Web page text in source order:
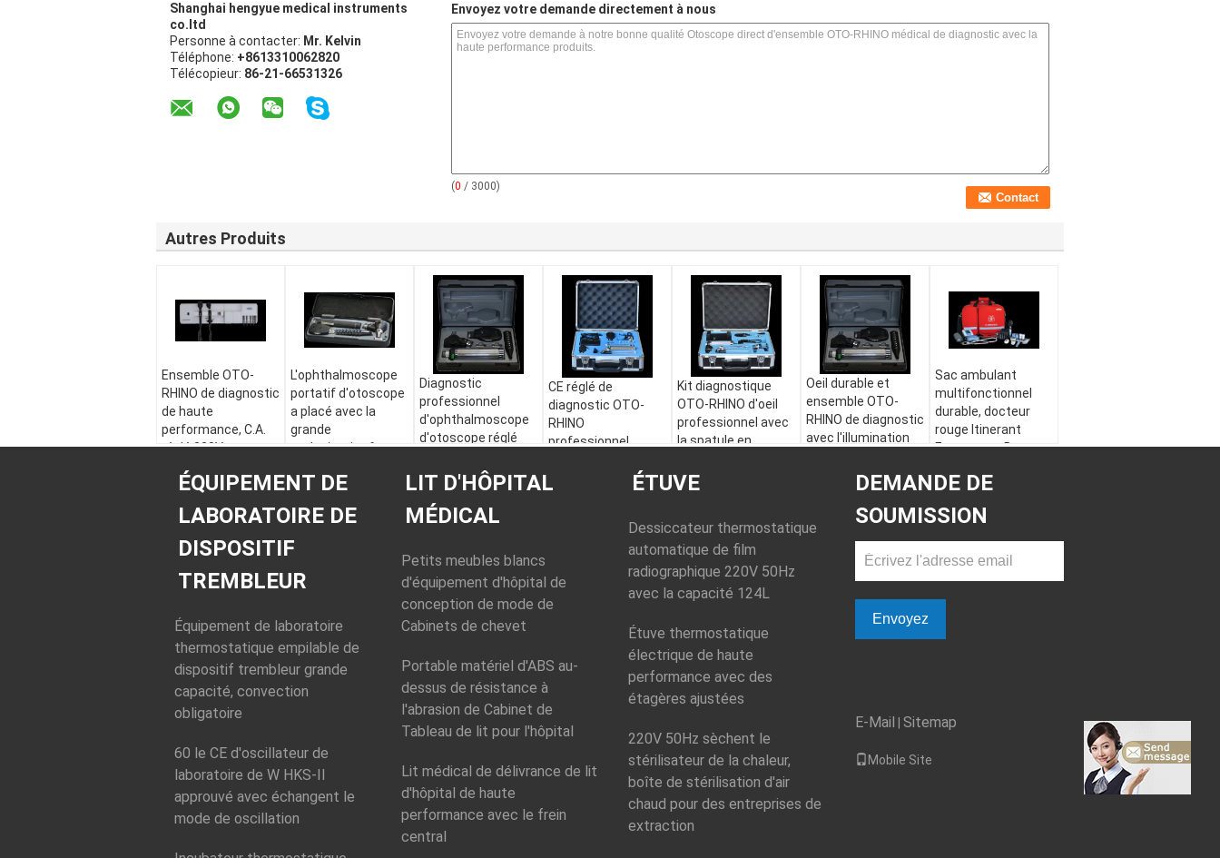
Shanghai hengyue medical instruments
co.ltd
Personne à contacter: Mr. Kelvin
Téléphone: +8613310062820
Télécopieur: 86-21-66531326
Envoyez votre demande directement à nous
(0 / 3000)
Autres Produits
Ensemble OTO-
RHINO de diagnostic
de haute
performance, C.A.
réglé 220V
d'otoscope
L'ophthalmoscope
portatif d'otoscope
a placé avec la
grande
tache/petite forme
tache
Diagnostic
professionnel
d'ophthalmoscope
d'otoscope réglé
médecine
CE réglé de
diagnostic OTO-
RHINO
professionnel
Appareil
l'acuité visuelle
Matériau:
Kit diagnostique
OTO-RHINO d'oeil
professionnel avec
la spatule en
médical
Oeil durable et
ensemble OTO-
RHINO de diagnostic
avec l'illumination
Sac ambulant
multifonctionnel
durable, docteur
rouge Itinerant
Emergency Bag
ÉQUIPEMENT DE
LABORATOIRE DE
DISPOSITIF
TREMBLEUR
Équipement de laboratoire
thermostatique empilable de
dispositif trembleur grande
capacité, convection
obligatoire
60 le CE d'oscillateur de
laboratoire de W HKS-II
approuvé avec échangent le
mode de oscillation
LIT D'HÔPITAL
MÉDICAL
Petits meubles blancs
d'équipement d'hôpital de
conception de mode de
Cabinets de chevet
Portable matériel d'ABS au-
dessus de résistance à
l'abrasion de Cabinet de
Tableau de lit pour l'hôpital
Lit médical de délivrance de lit
d'hôpital de haute
performance avec le frein
central
ÉTUVE
Dessiccateur thermostatique
automatique de film
radiographique 220V 50Hz
avec la capacité 124L
Étuve thermostatique
électrique de haute
performance avec des
étagères ajustées
220V 50Hz sèchent le
stérilisateur de la chaleur,
boîte de stérilisation d'air
chaud pour des entreprises de
extraction
DEMANDE DE
SOUMISSION
Envoyez
E-Mail Sitemap
Mobile Site